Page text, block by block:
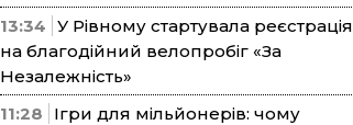
13:34 У Рівному стартувала реєстрація
на благодійний велопробіг «За
Незалежність»
11:28
Ігри для мільйонерів: чому